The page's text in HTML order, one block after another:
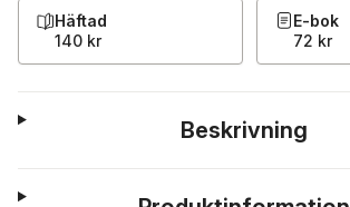
Häftad
140 kr
E-bok
72 kr
Beskrivning